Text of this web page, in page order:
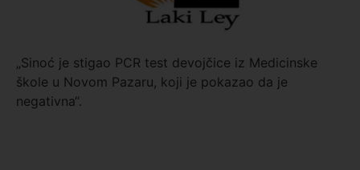
„Sinoć je stigao PCR test devojčice iz Medicinske
škole u Novom Pazaru, koji je pokazao da je
negativna“.